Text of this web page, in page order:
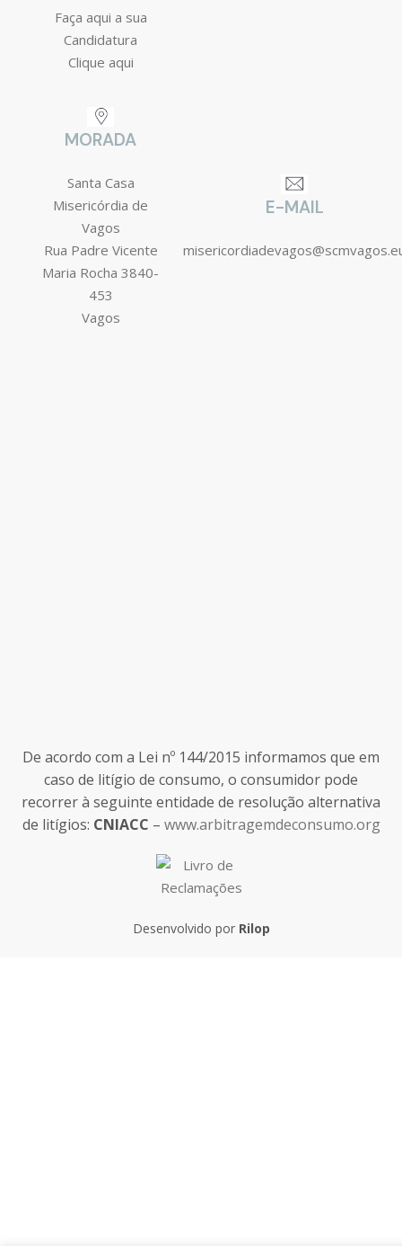
Faça aqui a sua
Candidatura
Clique aqui
MORADA
Santa Casa
Misericórdia de
Vagos
Rua Padre Vicente
Maria Rocha 3840-
453
Vagos
E-MAIL
De acordo com a Lei nº 144/2015 informamos que em
caso de litígio de consumo, o consumidor pode
recorrer à seguinte entidade de resolução alternativa
de litígios: CNIACC – www.arbitragemdeconsumo.org
Desenvolvido por Rilop